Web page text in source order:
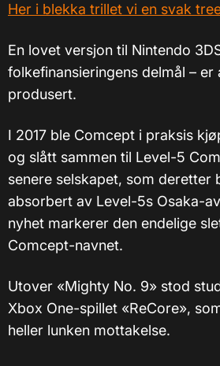
Her i blekka trillet vi en svak
En lovet versjon til Nintendo
folkefinansieringens delmål – er
produsert.
I 2017 ble Comcept i praksis
og slått sammen til Level-5
senere selskapet, som deretter
absorbert av Level-5s Osaka-
nyhet markerer den endelige
Comcept-navnet.
Utover «Mighty No. 9» stod
Xbox One-spillet «ReCore»,
heller lunken mottakelse.